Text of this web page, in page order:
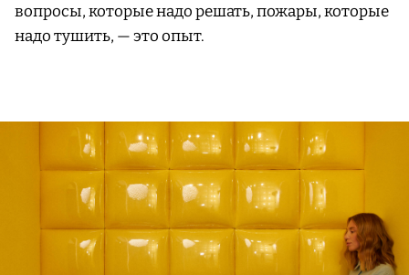
вопросы, которые надо решать, пожары, которые
надо тушить, — это опыт.